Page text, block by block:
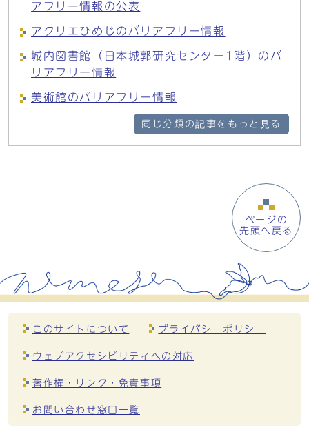
アフリー情報の公表
アクリエひめじのバリアフリー情報
城内図書館（日本城郭研究センター1階）のバ
リアフリー情報
美術館のバリアフリー情報
同じ分類の記事をもっと見る
ページの
先頭へ戻る
このサイトについて プライバシーポリシー
ウェブアクセシビリティへの対応
著作権・リンク・免責事項
お問い合わせ窓口一覧